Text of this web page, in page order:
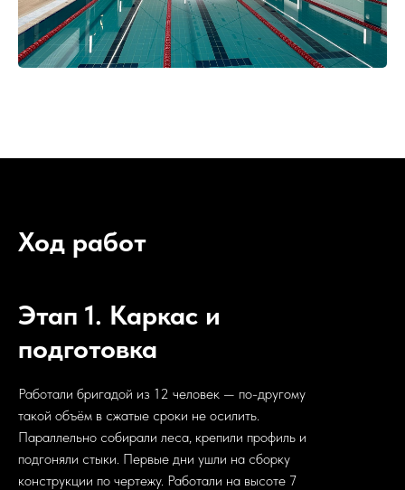
Ход работ
Этап 1. Каркас и
подготовка
Работали бригадой из 12 человек — по-другому
такой объём в сжатые сроки не осилить.
Параллельно собирали леса, крепили профиль и
подгоняли стыки. Первые дни ушли на сборку
конструкции по чертежу. Работали на высоте 7